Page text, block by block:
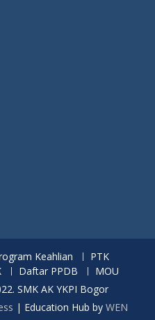
Keahlian
PTK
Daftar PPDB
MOU
SMK AK YKPI Bogor
| Education Hub by WEN